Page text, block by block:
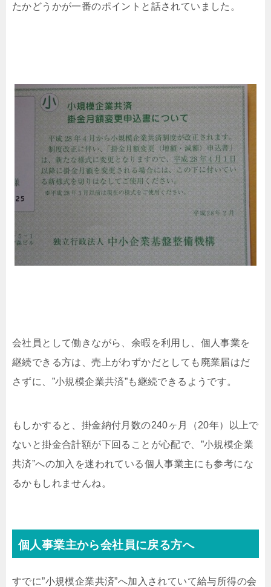
たかどうかが一番のポイントと話されていました。
会社員として働きながら、余暇を利用し、個人事業を
継続できる方は、売上がわずかだとしても廃業届はだ
さずに、”小規模企業共済”も継続できるようです。
もしかすると、掛金納付月数の240ヶ月（20年）以上で
ないと掛金合計額が下回ることが心配で、”小規模企業
共済”への加入を迷われている個人事業主にも参考にな
るかもしれませんね。
個人事業主から会社員に戻る方へ
すでに”小規模企業共済”へ加入されていて給与所得の会